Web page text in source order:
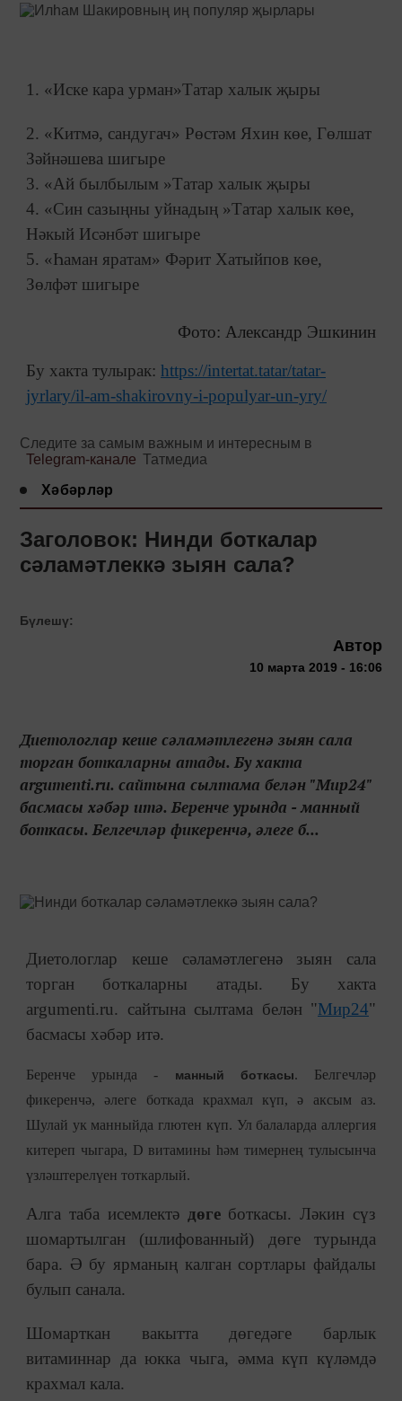
1. «Иске кара урман»Татар халык җыры
2. «Китмә, сандугач» Рөстәм Яхин көе, Гөлшат
Зәйнәшева шигыре
3. «Ай былбылым »Татар халык җыры
4. «Син сазыңны уйнадың »Татар халык көе,
Нәкый Исәнбәт шигыре
5. «Һаман яратам» Фәрит Хатыйпов көе,
Зөлфәт шигыре
Фото: Александр Эшкинин
Бу хакта тулырак: https://intertat.tatar/tatar-
jyrlary/il-am-shakirovny-i-populyar-un-yry/
Следите за самым важным и интересным в
Telegram-канале Татмедиа
Хәбәрләр
Заголовок: Нинди боткалар
сәламәтлеккә зыян сала?
Бүлешү:
Автор
10 марта 2019 - 16:06
Диетологлар кеше сәламәтлегенә зыян сала
торган боткаларны атады. Бу хакта
argumenti.ru. сайтына сылтама белән "Мир24"
басмасы хәбәр итә. Беренче урында - манный
боткасы. Белгечләр фикеренчә, әлеге б...
Диетологлар кеше сәламәтлегенә зыян сала
торган боткаларны атады. Бу хакта
argumenti.ru. сайтына сылтама белән "Мир24"
басмасы хәбәр итә.
Беренче урында - манный боткасы. Белгечләр
фикеренчә, әлеге боткада крахмал күп, ә аксым аз.
Шулай ук манныйда глютен күп. Ул балаларда аллергия
китереп чыгара, D витамины һәм тимернең тулысынча
үзләштерелүен тоткарлый.
Алга таба исемлектә дөге боткасы. Ләкин сүз
шомартылган (шлифованный) дөге турында
бара. Ә бу ярманың калган сортлары файдалы
булып санала.
Шомарткан вакытта дөгедәге барлык
витаминнар да юкка чыга, әмма күп күләмдә
крахмал кала.